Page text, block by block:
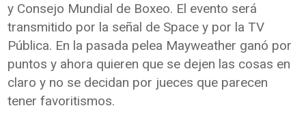
y Consejo Mundial de Boxeo. El evento será
transmitido por la señal de Space y por la TV
Pública. En la pasada pelea Mayweather ganó por
puntos y ahora quieren que se dejen las cosas en
claro y no se decidan por jueces que parecen
tener favoritismos.